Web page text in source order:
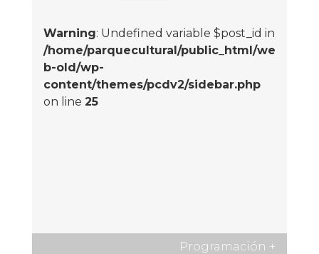
Warning: Undefined variable $post_id in
/home/parquecultural/public_html/we
b-old/wp-
content/themes/pcdv2/sidebar.php
on line 25
Programación +